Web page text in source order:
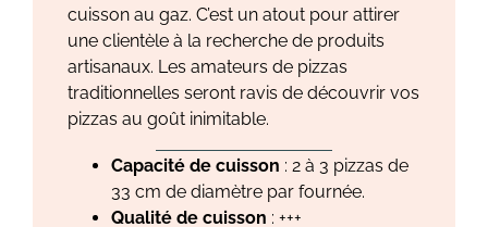
cuisson au gaz. C’est un atout pour attirer
une clientèle à la recherche de produits
artisanaux. Les amateurs de pizzas
traditionnelles seront ravis de découvrir vos
pizzas au goût inimitable.​​
Capacité de cuisson : 2 à 3 pizzas de
33 cm de diamètre par fournée.
Qualité de cuisson : +++